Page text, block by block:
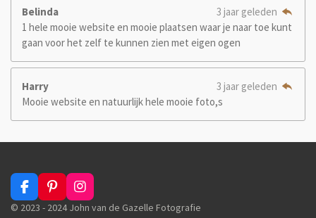
Belinda
3 jaar geleden
1 hele mooie website en mooie plaatsen waar je naar toe kunt
gaan voor het zelf te kunnen zien met eigen ogen
Harry
3 jaar geleden
Mooie website en natuurlijk hele mooie foto,s
F
a
P
i
I
n
© 2023 - 2024 John van de Gazelle Fotografie